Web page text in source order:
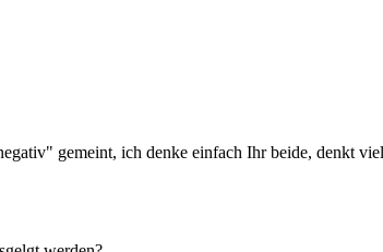
gemeint, ich denke einfach Ihr beide, denkt